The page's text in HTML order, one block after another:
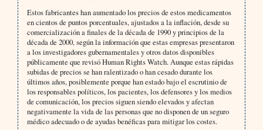
Estos fabricantes han aumentado los precios de estos medicamentos
en cientos de puntos porcentuales, ajustados a la inflación, desde su
comercialización a finales de la década de 1990 y principios de la
década de 2000, según la información que estas empresas presentaron
a los investigadores gubernamentales y otros datos disponibles
públicamente que revisó Human Rights Watch. Aunque estas rápidas
subidas de precios se han ralentizado o han cesado durante los
últimos años, posiblemente porque han estado bajo el escrutinio de
los responsables políticos, los pacientes, los defensores y los medios
de comunicación, los precios siguen siendo elevados y afectan
negativamente la vida de las personas que no disponen de un seguro
médico adecuado o de ayudas benéficas para mitigar los costes.